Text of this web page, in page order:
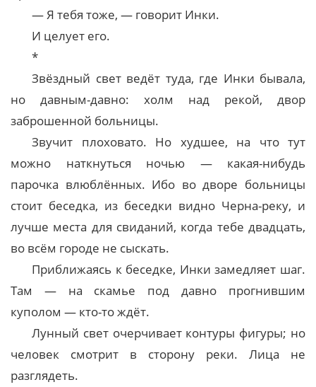
— Я тебя тоже, — говорит Инки.
И целует его.
*
Звёздный свет ведёт туда, где Инки бывала,
но давным-давно: холм над рекой, двор
заброшенной больницы.
Звучит плоховато. Но худшее, на что тут
можно наткнуться ночью — какая-нибудь
парочка влюблённых. Ибо во дворе больницы
стоит беседка, из беседки видно Черна-реку, и
лучше места для свиданий, когда тебе двадцать,
во всём городе не сыскать.
Приближаясь к беседке, Инки замедляет шаг.
Там — на скамье под давно прогнившим
куполом — кто-то ждёт.
Лунный свет очерчивает контуры фигуры; но
человек смотрит в сторону реки. Лица не
разглядеть.